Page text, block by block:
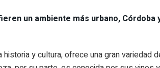
un ambiente más urbano,
historia y cultura, ofrece una gran variedad